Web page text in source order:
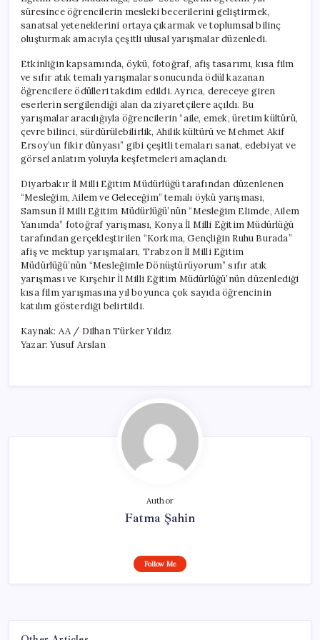
için
süresince öğrencilerin mesleki becerilerini geliştirmek,
sanatsal yeteneklerini ortaya çıkarmak ve toplumsal bilinç
oluşturmak amacıyla çeşitli ulusal yarışmalar düzenledi.
Etkinliğin kapsamında, öykü, fotoğraf, afiş tasarımı, kısa film
ve sıfır atık temalı yarışmalar sonucunda ödül kazanan
öğrencilere ödülleri takdim edildi. Ayrıca, dereceye giren
eserlerin sergilendiği alan da ziyaretçilere açıldı. Bu
yarışmalar aracılığıyla öğrencilerin “aile, emek, üretim kültürü,
çevre bilinci, sürdürülebilirlik, Ahilik kültürü ve Mehmet Akif
Ersoy’un fikir dünyası” gibi çeşitli temaları sanat, edebiyat ve
görsel anlatım yoluyla keşfetmeleri amaçlandı.
Diyarbakır İl Milli Eğitim Müdürlüğü tarafından düzenlenen
“Mesleğim, Ailem ve Geleceğim” temalı öykü yarışması,
Samsun İl Milli Eğitim Müdürlüğü’nün “Mesleğim Elimde, Ailem
Yanımda” fotoğraf yarışması, Konya İl Milli Eğitim Müdürlüğü
tarafından gerçekleştirilen “Korkma, Gençliğin Ruhu Burada”
afiş ve mektup yarışmaları, Trabzon İl Milli Eğitim
Müdürlüğü’nün “Mesleğimle Dönüştürüyorum” sıfır atık
yarışması ve Kırşehir İl Milli Eğitim Müdürlüğü’nün düzenlediği
kısa film yarışmasına yıl boyunca çok sayıda öğrencinin
katılım gösterdiği belirtildi.
Kaynak: AA / Dilhan Türker Yıldız
Yazar: Yusuf Arslan
Author
Fatma Şahin
Follow Me